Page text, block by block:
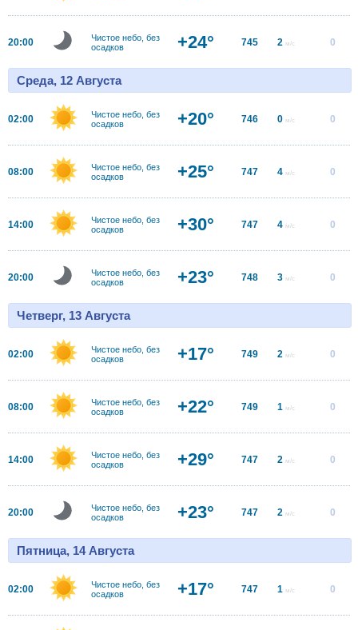
20:00
Чистое небо, без
осадков
+24° 745 2 м/с 0
Среда, 12 Августа
02:00
Чистое небо, без
осадков
+20° 746 0 м/с 0
08:00
Чистое небо, без
осадков
+25° 747 4 м/с 0
14:00
Чистое небо, без
осадков
+30° 747 4 м/с 0
20:00
Чистое небо, без
осадков
+23° 748 3 м/с 0
Четверг, 13 Августа
02:00
Чистое небо, без
осадков
+17° 749 2 м/с 0
08:00
Чистое небо, без
осадков
+22° 749 1 м/с 0
14:00
Чистое небо, без
осадков
+29° 747 2 м/с 0
20:00
Чистое небо, без
осадков
+23° 747 2 м/с 0
Пятница, 14 Августа
02:00
Чистое небо, без
осадков
+17° 747 1 м/с 0